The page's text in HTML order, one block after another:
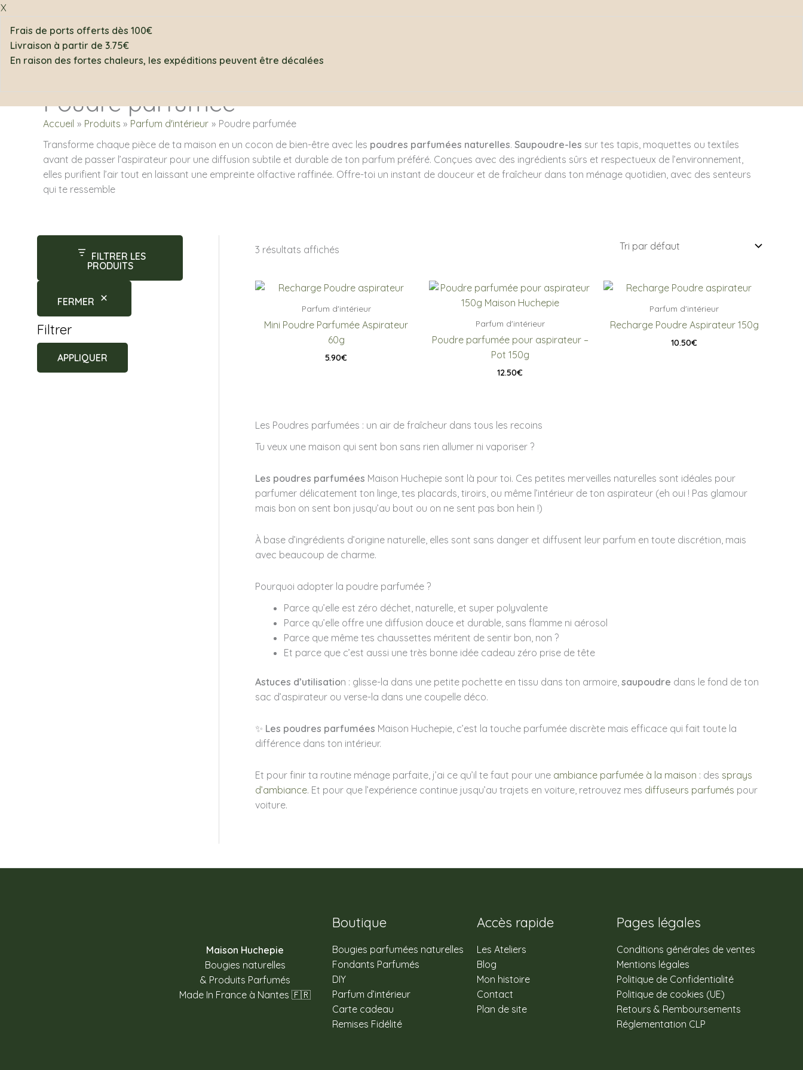
X
Frais de ports offerts dès 100€
Livraison à partir de 3.75€
En raison des fortes chaleurs, les expéditions peuvent être décalées
Aller
contenu
Les collections Bougies parfumées artisanales
Poudre parfumée
Accueil Produits Parfum d'intérieur
Poudre parfumée
Transforme chaque pièce de ta maison en un cocon de bien-être avec les poudres parfumées naturelles. Saupoudre-les sur tes tapis, moquettes ou textiles
avant de passer l’aspirateur pour une diffusion subtile et durable de ton parfum préféré. Conçues avec des ingrédients sûrs et respectueux de l’environnement,
elles purifient l’air tout en laissant une empreinte olfactive raffinée. Offre-toi un instant de douceur et de fraîcheur dans ton ménage quotidien, avec des senteurs
qui te ressemble
FILTRER LES
PRODUITS
FERMER
Filtrer
APPLIQUER
3 résultats affichés
Parfum d'intérieur
Mini Poudre Parfumée Aspirateur
60g
5.90€
Parfum d'intérieur
Poudre parfumée pour aspirateur –
Pot 150g
12.50€
Parfum d'intérieur
Recharge Poudre Aspirateur 150g
10.50€
Les Poudres parfumées : un air de fraîcheur dans tous les recoins
Tu veux une maison qui sent bon sans rien allumer ni vaporiser ?
Les poudres parfumées Maison Huchepie sont là pour toi. Ces petites merveilles naturelles sont idéales pour
parfumer délicatement ton linge, tes placards, tiroirs, ou même l’intérieur de ton aspirateur (eh oui ! Pas glamour
mais bon on sent bon jusqu’au bout ou on ne sent pas bon hein !)
À base d’ingrédients d’origine naturelle, elles sont sans danger et diffusent leur parfum en toute discrétion, mais
avec beaucoup de charme.
Pourquoi adopter la poudre parfumée ?
Parce qu’elle est zéro déchet, naturelle, et super polyvalente
Parce qu’elle offre une diffusion douce et durable, sans flamme ni aérosol
Parce que même tes chaussettes méritent de sentir bon, non ?
Et parce que c’est aussi une très bonne idée cadeau zéro prise de tête
Astuces d’utilisation : glisse-la dans une petite pochette en tissu dans ton armoire, saupoudre dans le fond de ton
sac d’aspirateur ou verse-la dans une coupelle déco.
✨ Les poudres parfumées Maison Huchepie, c’est la touche parfumée discrète mais efficace qui fait toute la
différence dans ton intérieur.
Et pour finir ta routine ménage parfaite, j’ai ce qu’il te faut pour une ambiance parfumée à la maison : des sprays
d’ambiance. Et pour que l’expérience continue jusqu’au trajets en voiture, retrouvez mes diffuseurs parfumés pour
voiture.
Maison Huchepie
Bougies naturelles
& Produits Parfumés
Made In France à Nantes 🇫🇷
Boutique
Bougies parfumées naturelles
Fondants Parfumés
DIY
Parfum d’intérieur
Carte cadeau
Remises Fidélité
Accès rapide
Les Ateliers
Blog
Mon histoire
Contact
Plan de site
Pages légales
Conditions générales de ventes
Mentions légales
Politique de Confidentialité
Politique de cookies (UE)
Retours & Remboursements
Réglementation CLP